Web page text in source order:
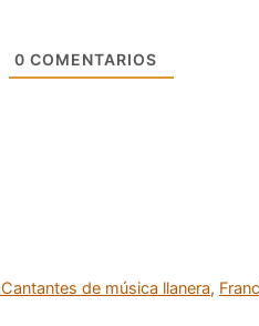
0 COMENTARIOS
de música llanera,